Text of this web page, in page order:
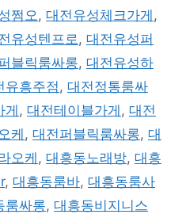
쩜오, 대전유성체크가게 ,
유성텐프로, 대전유성퍼
블릭룸싸롱, 대전유성하
유흥주점, 대전정통룸싸
게 , 대전테이블가게 , 대전
케 , 대전퍼블릭룸싸롱, 대
오케 , 대흥동노래방, 대흥
, 대흥동룸바, 대흥동룸사
룸싸롱, 대흥동비지니스